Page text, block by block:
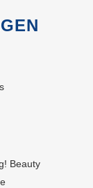
Beauty